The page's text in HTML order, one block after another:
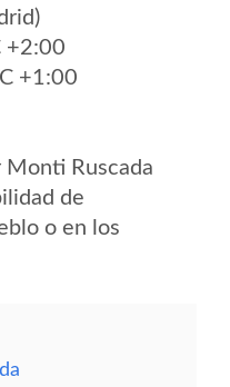
+2:00
+1:00
Monti Ruscada
de
o en los